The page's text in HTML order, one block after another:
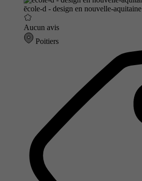
ēcole-d - design en nouvelle-aquitaine
Aucun avis
Poitiers